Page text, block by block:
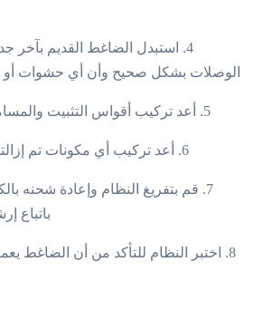
4. استبدل الضاغط القديم بآخر
الوصلات بشكل صحيح وأن أي حشوات أو
5. أعد تركيب أقواس التثبيت والمسامير والموصل الكهربائي.
6. أعد تركيب أي مكونات تم إزالتها للوصول إلى الضاغط.
7. قم بتفريغ النظام وإعادة شحنه
باتباع
8. اختبر النظام للتأكد من أن الضاغط